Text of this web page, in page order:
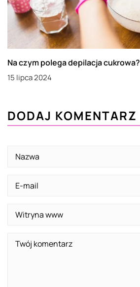
Na czym polega depilacja cukrowa?
15 lipca 2024
DODAJ KOMENTARZ